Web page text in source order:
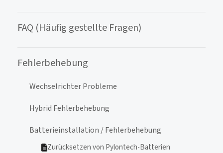
FAQ (Häufig gestellte Fragen)
Fehlerbehebung
Wechselrichter Probleme
Hybrid Fehlerbehebung
Batterieinstallation / Fehlerbehebung
Zurücksetzen von Pylontech-Batterien